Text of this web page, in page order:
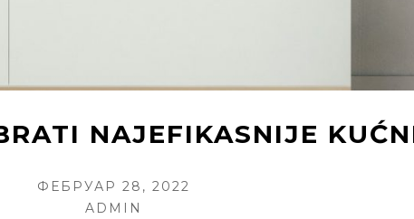
NAJEFIKASNIJE
POSTED
ФЕБРУАР 28, 2022
AUTHOR
ADMIN